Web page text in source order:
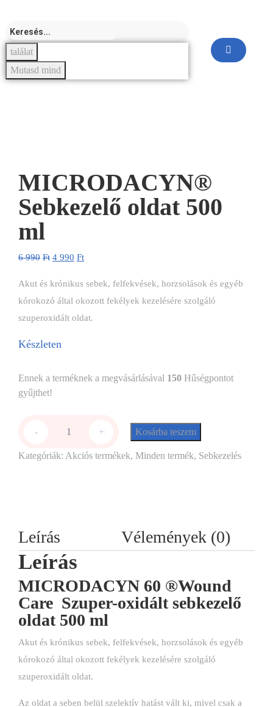
találat
Mutasd mind
MICRODACYN®
Sebkezelő oldat 500
ml
6 990 Ft 4 990 Ft
Akut és krónikus sebek, felfekvések, horzsolások és egyéb
kórokozó által okozott fekélyek kezelésére szolgáló
szuperoxidált oldat.
Készleten
Ennek a terméknek a megvásárlásával 150 Hűségpontot
gyűjthet!
- + Kosárba teszem
Kategóriák: Akciós termékek, Minden termék, Sebkezelés
Leírás Vélemények (0)
Leírás
MICRODACYN 60 ®Wound
Care Szuper-oxidált sebkezelő
oldat 500 ml
Akut és krónikus sebek, felfekvések, horzsolások és egyéb
kórokozó által okozott fekélyek kezelésére szolgáló
szuperoxidált oldat.
Az oldat a seben belül szelektív hatást vált ki, mivel csak a